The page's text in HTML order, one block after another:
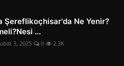
Şereflikoçhisar'da Ne Yenir?
...
3, 2025 0 2.3K